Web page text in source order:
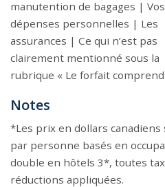
manutention de bagages | Vos
dépenses personnelles | Les
assurances | Ce qui n’est pas
clairement mentionné sous la
rubrique « Le forfait comprend
Notes
*Les prix en dollars canadiens
par personne basés en
double en hôtels 3*, toutes
réductions appliquées.